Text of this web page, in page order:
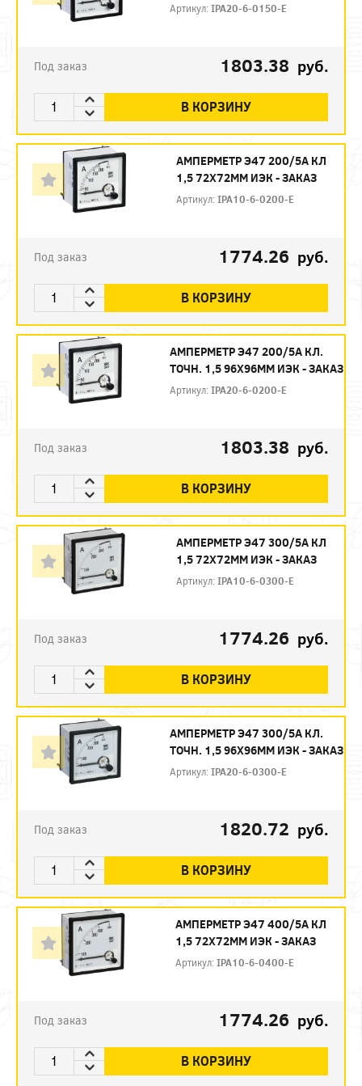
Артикул:IPA20-6-0150-E
Под заказ 1803.38 руб.
В КОРЗИНУ
АМПЕРМЕТР Э47 200/5А КЛ
1,5 72Х72ММ ИЭК - ЗАКАЗ
Артикул:IPA10-6-0200-E
Под заказ 1774.26 руб.
В КОРЗИНУ
АМПЕРМЕТР Э47 200/5А КЛ.
ТОЧН. 1,5 96Х96ММ ИЭК - ЗАКАЗ
Артикул:IPA20-6-0200-E
Под заказ 1803.38 руб.
В КОРЗИНУ
АМПЕРМЕТР Э47 300/5А КЛ
1,5 72Х72ММ ИЭК - ЗАКАЗ
Артикул:IPA10-6-0300-E
Под заказ 1774.26 руб.
В КОРЗИНУ
АМПЕРМЕТР Э47 300/5А КЛ.
ТОЧН. 1,5 96Х96ММ ИЭК - ЗАКАЗ
Артикул:IPA20-6-0300-E
Под заказ 1820.72 руб.
В КОРЗИНУ
АМПЕРМЕТР Э47 400/5А КЛ
1,5 72Х72ММ ИЭК - ЗАКАЗ
Артикул:IPA10-6-0400-E
Под заказ 1774.26 руб.
В КОРЗИНУ